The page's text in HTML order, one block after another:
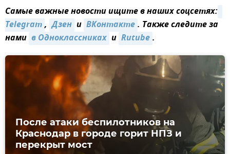
Самые важные новости ищите в наших соцсетях:
Telegram, Дзен и ВКонтакте. Также следите за
нами в Одноклассниках и Rutube.
После атаки беспилотников на
Краснодар в городе горит НПЗ и
перекрыт мост